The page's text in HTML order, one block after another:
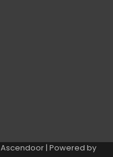
Ascendoor| Powered by